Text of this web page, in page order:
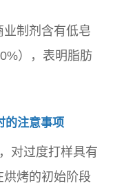
制剂含有低皂
），表明脂肪
的注意事项
对过度打样具有
烤的初始阶段